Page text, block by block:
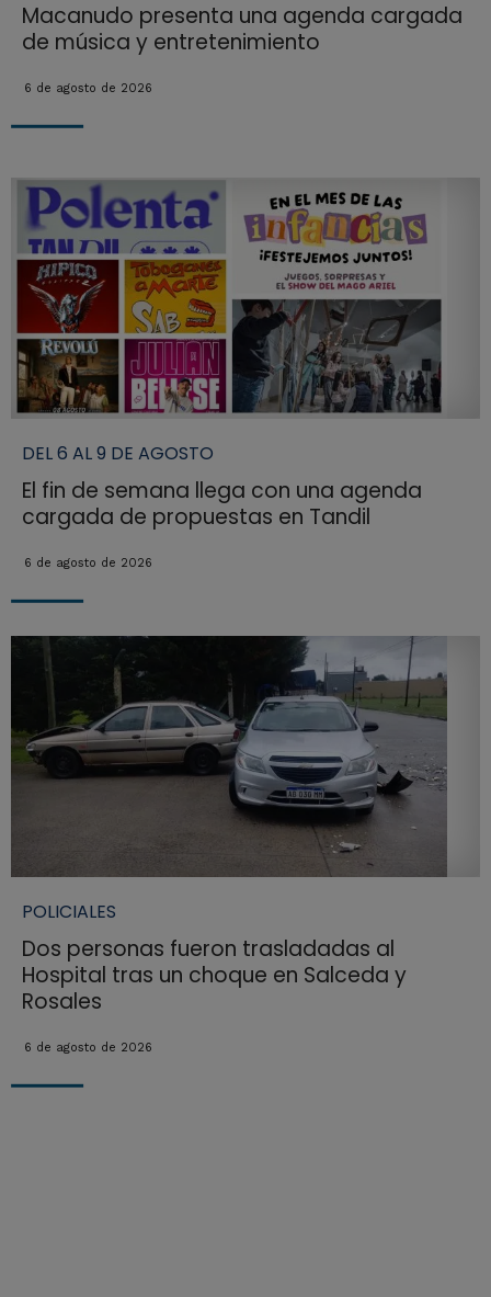
Macanudo presenta una agenda cargada
de música y entretenimiento
6 de agosto de 2026
DEL 6 AL 9 DE AGOSTO
El fin de semana llega con una agenda
cargada de propuestas en Tandil
6 de agosto de 2026
POLICIALES
Dos personas fueron trasladadas al
Hospital tras un choque en Salceda y
Rosales
6 de agosto de 2026